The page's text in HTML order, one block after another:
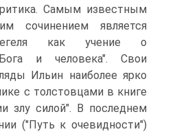
Самым известным
сочинением является
как учение о
и человека". Свои
Ильин наиболее ярко
с толстовцами в книге
злу силой". В последнем
("Путь к очевидности")